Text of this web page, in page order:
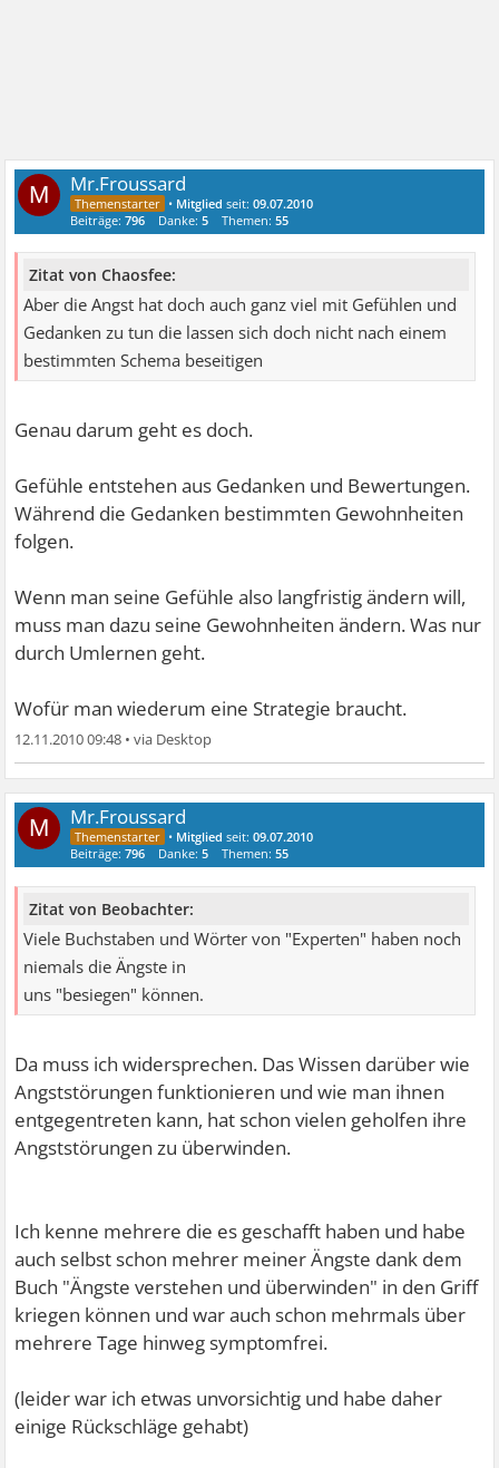
M Mr.Froussard
• Mitglied seit:09.07.2010
Beiträge:796 Danke:5 Themen:55
Zitat von Chaosfee:
Aber die Angst hat doch auch ganz viel mit Gefühlen und
Gedanken zu tun die lassen sich doch nicht nach einem
bestimmten Schema beseitigen
Genau darum geht es doch.
Gefühle entstehen aus Gedanken und Bewertungen.
Während die Gedanken bestimmten Gewohnheiten
folgen.
Wenn man seine Gefühle also langfristig ändern will,
muss man dazu seine Gewohnheiten ändern. Was nur
durch Umlernen geht.
Wofür man wiederum eine Strategie braucht.
12.11.2010 09:48 •
M Mr.Froussard
• Mitglied seit:09.07.2010
Beiträge:796 Danke:5 Themen:55
Zitat von Beobachter:
Viele Buchstaben und Wörter von "Experten" haben noch
niemals die Ängste in
uns "besiegen" können.
Da muss ich widersprechen. Das Wissen darüber wie
Angststörungen funktionieren und wie man ihnen
entgegentreten kann, hat schon vielen geholfen ihre
Angststörungen zu überwinden.
Ich kenne mehrere die es geschafft haben und habe
auch selbst schon mehrer meiner Ängste dank dem
Buch "Ängste verstehen und überwinden" in den Griff
kriegen können und war auch schon mehrmals über
mehrere Tage hinweg symptomfrei.
(leider war ich etwas unvorsichtig und habe daher
einige Rückschläge gehabt)